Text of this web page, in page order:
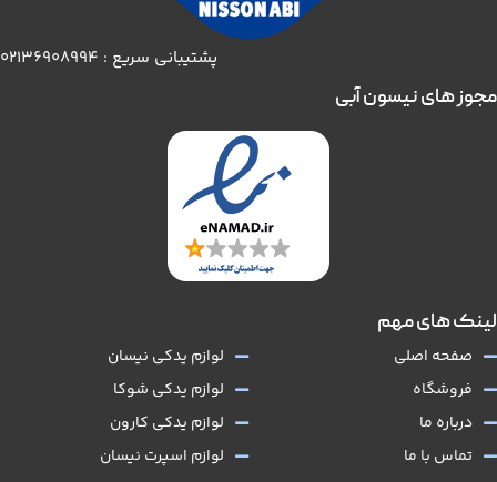
پشتیبانی سریع : 02136908994
لینک های مهم
صفحه اصلی
فروشگاه
درباره ما
تماس با ما
لوازم یدکی نیسان
لوازم یدکی شوکا
لوازم یدکی کارون
لوازم اسپرت نیسان
مجوز های نیسون آبی